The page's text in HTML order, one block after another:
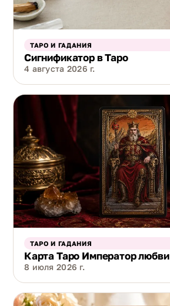
ТАРО И ГАДАНИЯ
Сигнификатор в Таро
4 августа 2026 г.
ТАРО И ГАДАНИЯ
Карта Таро Император любви
8 июля 2026 г.